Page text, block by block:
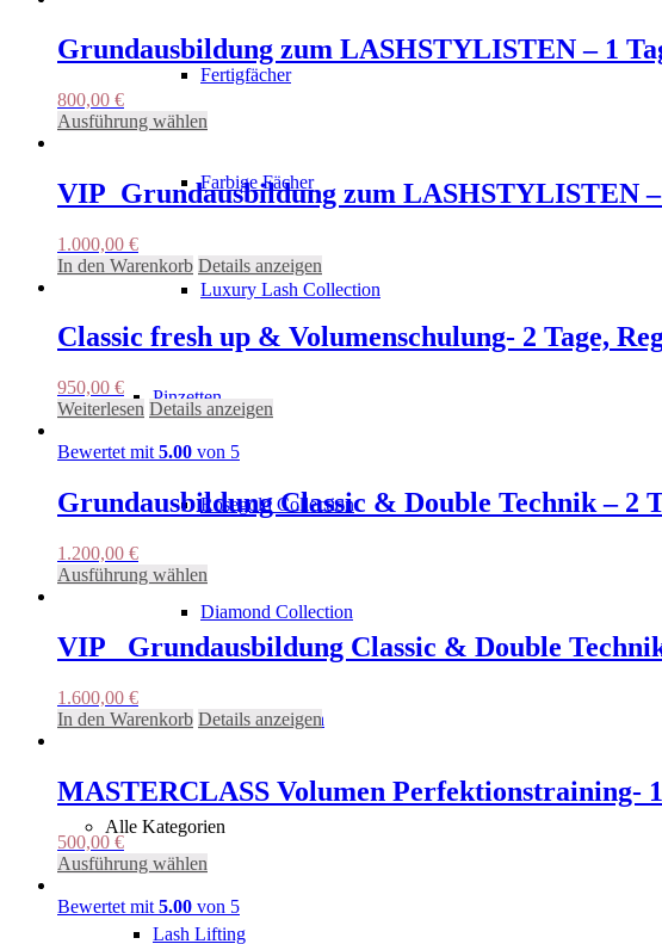
Fertigfächer
Farbige Fächer
Luxury Lash Collection
Pinzetten
Rosegold Collection
Diamond Collection
Nano Collection
Alle Kategorien
Lash Lifting
der
Produktseite
gewählt
Grundausbildung zum LASHSTYLISTEN – 1
800,00 €
Ausführung wählen
mehrere
Varianten
Optionen
können
der
Produktseite
werden
VIP_Grundausbildung zum LASHSTYLISTEN –
1.000,00 €
In den Warenkorb Details anzeigen
Classic fresh up & Volumenschulung- 2 Tage,
950,00 €
Weiterlesen Details anzeigen
Bewertet mit 5.00 von 5
Grundausbildung Classic & Double Technik – 2
1.200,00 €
Ausführung wählen
weist
mehrere
Varianten
Optionen
der
Produktseite
gewählt
VIP_ Grundausbildung Classic & Double
1.600,00 €
In den Warenkorb Details anzeigen
MASTERCLASS Volumen Perfektionstraining-
500,00 €
Ausführung wählen
weist
mehrere
Bewertet mit 5.00 von 5